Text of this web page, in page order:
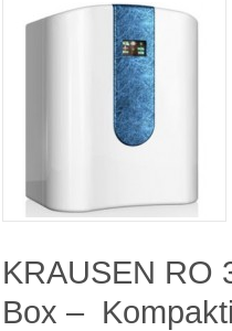
KRAUSEN RO
Box –